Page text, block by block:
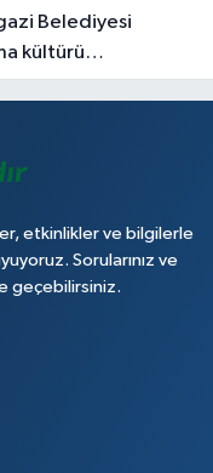
kültürü
etkinlikler ve bilgilerle
Sorularınız ve
geçebilirsiniz.